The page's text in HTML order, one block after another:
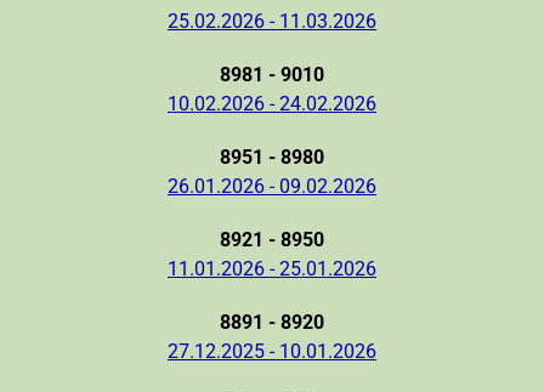
25.02.2026 - 11.03.2026
8981 - 9010
10.02.2026 - 24.02.2026
8951 - 8980
26.01.2026 - 09.02.2026
8921 - 8950
11.01.2026 - 25.01.2026
8891 - 8920
27.12.2025 - 10.01.2026